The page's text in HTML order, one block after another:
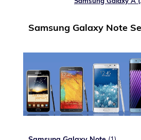
Samsung Galaxy Note